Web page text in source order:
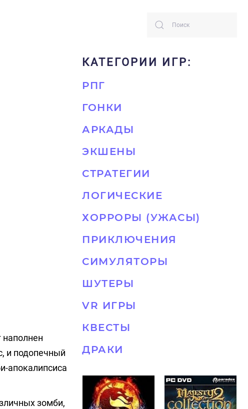
и подопечный
апокалипсиса
зомби,
КАТЕГОРИИ ИГР:
РПГ
ГОНКИ
АРКАДЫ
ЭКШЕНЫ
СТРАТЕГИИ
ЛОГИЧЕСКИЕ
ХОРРОРЫ (УЖАСЫ)
ПРИКЛЮЧЕНИЯ
СИМУЛЯТОРЫ
ШУТЕРЫ
VR ИГРЫ
КВЕСТЫ
ДРАКИ